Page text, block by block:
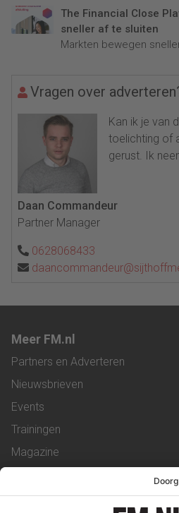
The Financial Close
sneller af te sluiten
Markten bewegen
Vragen over
Kan ik je van
toelichting of
gerust. Ik
Daan Commandeur
Partner Manager
0628068433
Meer FM.nl
Partners en Adverteren
Nieuwsbrieven
Events
Trainingen
Magazine
Service & Contact